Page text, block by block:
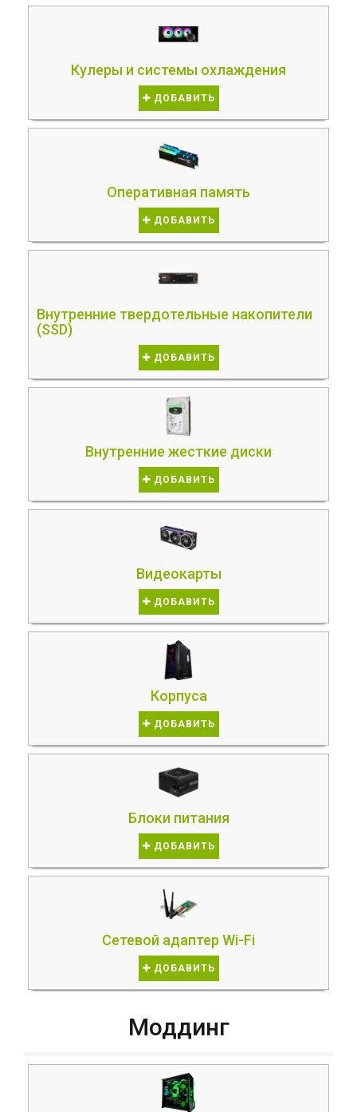
Кулеры и системы охлаждения
ДОБАВИТЬ
Оперативная память
ДОБАВИТЬ
Внутренние твердотельные накопители
(SSD)
ДОБАВИТЬ
Внутренние жесткие диски
ДОБАВИТЬ
Видеокарты
ДОБАВИТЬ
Корпуса
ДОБАВИТЬ
Блоки питания
ДОБАВИТЬ
Сетевой адаптер Wi-Fi
ДОБАВИТЬ
Моддинг